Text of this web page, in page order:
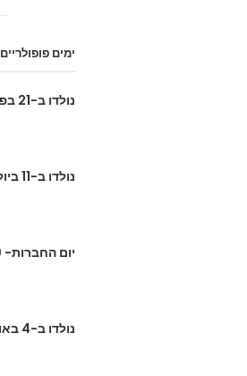
ימים פופולריים
נולדו ב-21 בפברואר
נולדו ב-11 ביולי
יום החברות- 30 ביולי
נולדו ב-4 באוגוסט